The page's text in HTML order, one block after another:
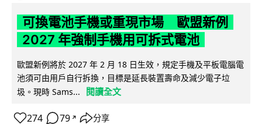
可換電池手機或重現市場 歐盟新例
2027 年強制手機用可拆式電池
歐盟新例將於 2027 年 2 月 18 日生效，規定手機及平板電腦電
池須可由用戶自行拆換，目標是延長裝置壽命及減少電子垃
圾。現時 Sams...
閱讀全文
274 79 ↗ 分享